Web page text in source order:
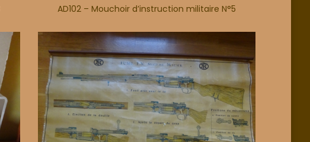
AD102 – Mouchoir d’instruction militaire N°5